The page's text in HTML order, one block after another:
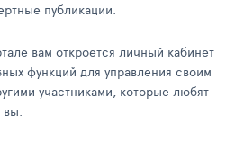
публикации.
вам откроется личный кабинет
функций для управления своим
участниками, которые любят
вы.